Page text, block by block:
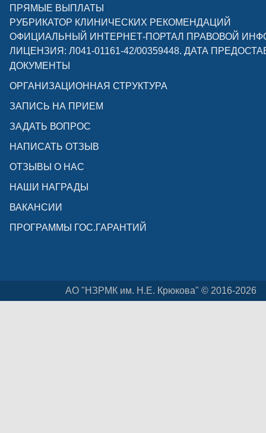
ПРЯМЫЕ ВЫПЛАТЫ
РУБРИКАТОР КЛИНИЧЕСКИХ РЕКОМЕНДАЦИЙ
ОФИЦИАЛЬНЫЙ ИНТЕРНЕТ-ПОРТАЛ ПРАВОВОЙ
ЛИЦЕНЗИЯ: Л041-01161-42/00359448. ДАТА
ДОКУМЕНТЫ
ОРГАНИЗАЦИОННАЯ СТРУКТУРА
ЗАПИСЬ НА ПРИЕМ
ЗАДАТЬ ВОПРОС
НАПИСАТЬ ОТЗЫВ
ОТЗЫВЫ О НАС
НАШИ НАГРАДЫ
ВАКАНСИИ
ПРОГРАММЫ ГОС.ГАРАНТИЙ
АО "НЗРМК им. Н.Е. Крюкова" © 2016-2026